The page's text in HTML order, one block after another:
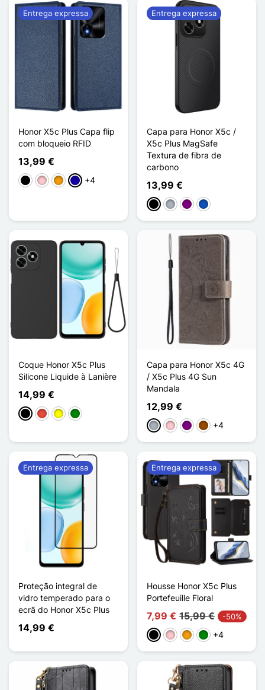
Honor X5c Plus Capa flip
com bloqueio RFID
13,99 €
PretoRosaLaranjaAzul Escuro
+4
Entrega expressa
Capa para Honor X5c /
X5c Plus MagSafe
Textura de fibra de
carbono
13,99 €
PretoCinzento
Púrpura
Saphir
Entrega expressa
Coque Honor X5c Plus
Silicone Liquide à Lanière
14,99 €
PretoVermelho
Amarelo
Verde
Capa para Honor X5c 4G
/ X5c Plus 4G Sun
Mandala
12,99 €
Cinzento
RosaPúrpuraCastanho
+4
Proteção integral de
vidro temperado para o
ecrã do Honor X5c Plus
14,99 €
Entrega expressa
Housse Honor X5c Plus
Portefeuille Floral
7,99 € 15,99 € -50%
PretoRosaLaranjaVerde
+4
Entrega expressa